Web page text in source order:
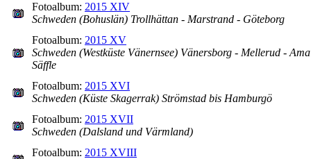
Fotoalbum: 2015 XIV
Schweden (Bohuslän) Trollhättan - Marstrand - Göteborg
Fotoalbum: 2015 XV
Schweden (Westküste Vänernsee) Vänersborg - Mellerud -
Säffle
Fotoalbum: 2015 XVI
Schweden (Küste Skagerrak) Strömstad bis Hamburgö
Fotoalbum: 2015 XVII
Schweden (Dalsland und Värmland)
Fotoalbum: 2015 XVIII